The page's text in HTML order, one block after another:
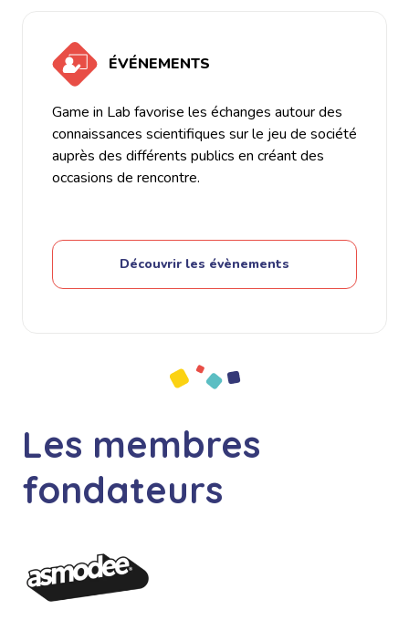
ÉVÉNEMENTS
Game in Lab favorise les échanges autour des
connaissances scientifiques sur le jeu de société
auprès des différents publics en créant des
occasions de rencontre.
Découvrir les évènements
Les membres
fondateurs